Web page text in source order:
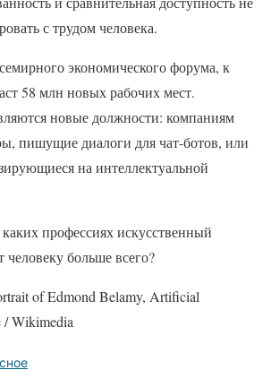
с трудом человека.
экономического форума, к
58 млн новых рабочих мест.
новые должности: компаниям
пишущие диалоги для чат-ботов, или
на интеллектуальной
профессиях искусственный
больше всего?
of Edmond Belamy, Artificial
/ Wikimedia